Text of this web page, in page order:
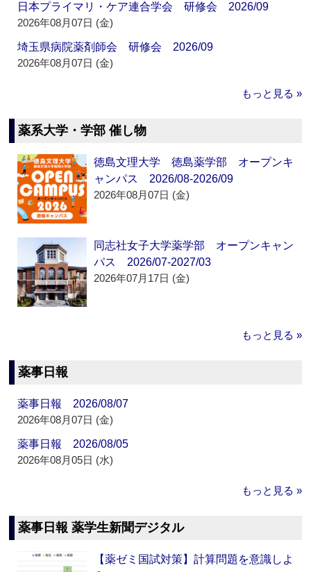
日本プライマリ・ケア連合学会 研修会 2026/09
2026年08月07日 (金)
埼玉県病院薬剤師会 研修会 2026/09
2026年08月07日 (金)
もっと見る »
薬系大学・学部 催し物
徳島文理大学 徳島薬学部 オープンキ
ャンパス 2026/08-2026/09
2026年08月07日 (金)
同志社女子大学薬学部 オープンキャン
パス 2026/07-2027/03
2026年07月17日 (金)
もっと見る »
薬事日報
薬事日報 2026/08/07
2026年08月07日 (金)
薬事日報 2026/08/05
2026年08月05日 (水)
もっと見る »
薬事日報 薬学生新聞デジタル
【薬ゼミ国試対策】計算問題を意識しよ